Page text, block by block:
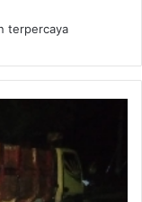
terpercaya